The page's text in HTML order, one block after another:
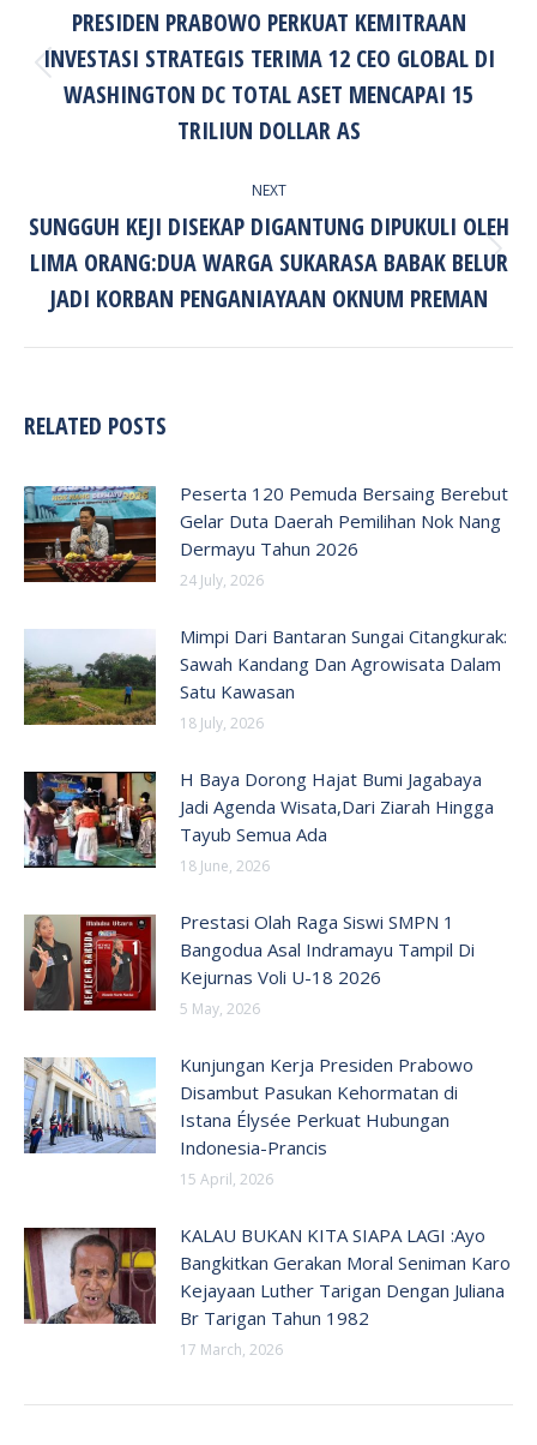
Previous
post:
PRESIDEN PRABOWO PERKUAT KEMITRAAN
INVESTASI STRATEGIS TERIMA 12 CEO GLOBAL DI
WASHINGTON DC TOTAL ASET MENCAPAI 15
TRILIUN DOLLAR AS
NEXT
Next
post:
SUNGGUH KEJI DISEKAP DIGANTUNG DIPUKULI OLEH
LIMA ORANG:DUA WARGA SUKARASA BABAK BELUR
JADI KORBAN PENGANIAYAAN OKNUM PREMAN
RELATED POSTS
Peserta 120 Pemuda Bersaing Berebut
Gelar Duta Daerah Pemilihan Nok Nang
Dermayu Tahun 2026
24 July, 2026
Mimpi Dari Bantaran Sungai Citangkurak:
Sawah Kandang Dan Agrowisata Dalam
Satu Kawasan
18 July, 2026
H Baya Dorong Hajat Bumi Jagabaya
Jadi Agenda Wisata,Dari Ziarah Hingga
Tayub Semua Ada
18 June, 2026
Prestasi Olah Raga Siswi SMPN 1
Bangodua Asal Indramayu Tampil Di
Kejurnas Voli U-18 2026
5 May, 2026
Kunjungan Kerja Presiden Prabowo
Disambut Pasukan Kehormatan di
Istana Élysée Perkuat Hubungan
Indonesia-Prancis
15 April, 2026
KALAU BUKAN KITA SIAPA LAGI :Ayo
Bangkitkan Gerakan Moral Seniman Karo
Kejayaan Luther Tarigan Dengan Juliana
Br Tarigan Tahun 1982
17 March, 2026